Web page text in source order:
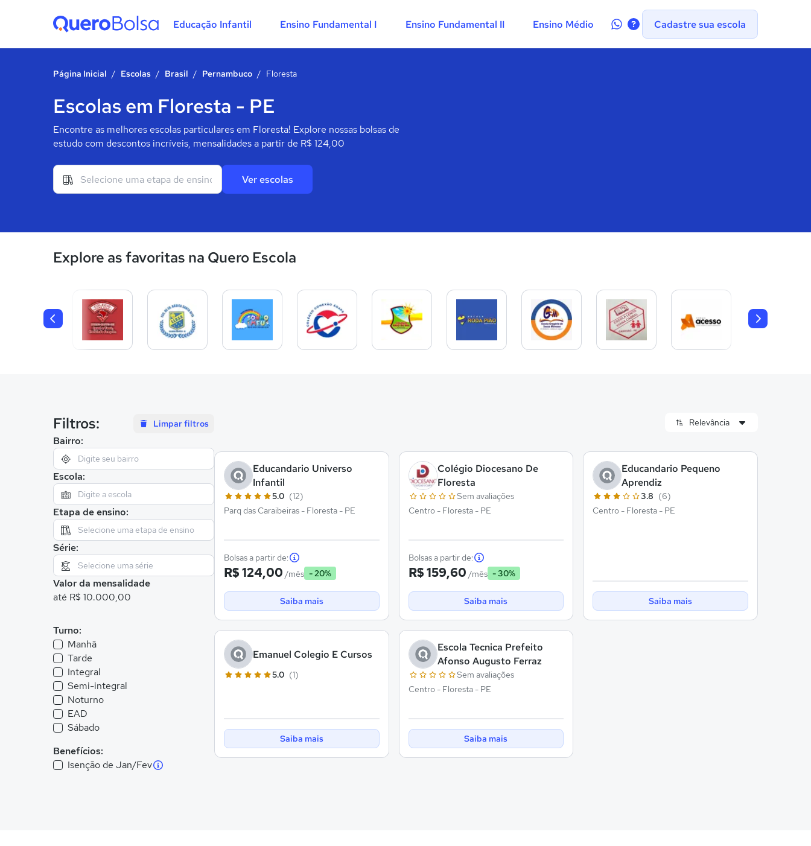
Educação Infantil Ensino Fundamental I Ensino Fundamental II Ensino Médio
Contate-
no
Cadastre sua escola
Página Inicial / Escolas / Brasil / Pernambuco / Floresta
Escolas em Floresta - PE
Encontre as melhores escolas particulares em Floresta! Explore nossas bolsas de
estudo com descontos incríveis, mensalidades a partir de R$ 124,00
Ver escolas
Explore as favoritas na Quero Escola
Filtros: Limpar filtros
Bairro:
Escola:
Etapa de ensino:
Série:
Valor da mensalidade
até R$ 10.000,00
Turno:
Manhã
Tarde
Integral
Semi-integral
Noturno
EAD
Sábado
Benefícios:
Isenção de Jan/Fev
Educandario Universo
Infantil
5.0 (12)
Parq das Caraibeiras - Floresta - PE
Bolsas a partir de:
R$ 124,00 /mês - 20%
Saiba mais
Colégio Diocesano De
Floresta
Sem avaliações
Centro - Floresta - PE
Bolsas a partir de:
R$ 159,60 /mês - 30%
Saiba mais
Educandario Pequeno
Aprendiz
3.8 (6)
Centro - Floresta - PE
Saiba mais
Emanuel Colegio E Cursos
5.0 (1)
Saiba mais
Escola Tecnica Prefeito
Afonso Augusto Ferraz
Sem avaliações
Centro - Floresta - PE
Saiba mais